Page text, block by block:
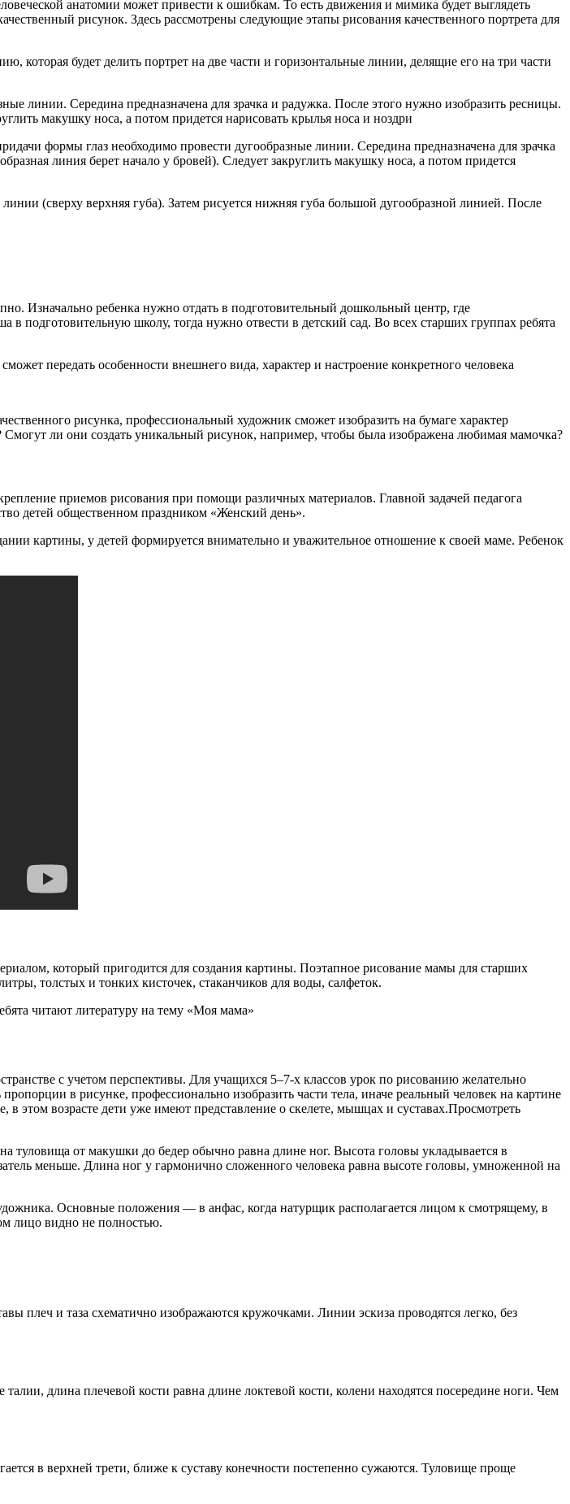
анатомии может привести к ошибкам. То есть движения и мимика будет выглядеть
рисунок. Здесь рассмотрены следующие этапы рисования качественного портрета для
будет делить портрет на две части и горизонтальные линии, делящие его на три части
линии. Середина предназначена для зрачка и радужка. После этого нужно изобразить ресницы.
макушку носа, а потом придется нарисовать крылья носа и ноздри
формы глаз необходимо провести дугообразные линии. Середина предназначена для зрачка
линия берет начало у бровей). Следует закруглить макушку носа, а потом придется
(сверху верхняя губа). Затем рисуется нижняя губа большой дугообразной линией. После
Изначально ребенка нужно отдать в подготовительный дошкольный центр, где
подготовительную школу, тогда нужно отвести в детский сад. Во всех старших группах ребята
передать особенности внешнего вида, характер и настроение конкретного человека
рисунка, профессиональный художник сможет изобразить на бумаге характер
Смогут ли они создать уникальный рисунок, например, чтобы была изображена любимая мамочка?
приемов рисования при помощи различных материалов. Главной задачей педагога
детей общественном праздником «Женский день».
картины, у детей формируется внимательно и уважительное отношение к своей маме. Ребенок
который пригодится для создания картины. Поэтапное рисование мамы для старших
толстых и тонких кисточек, стаканчиков для воды, салфеток.
читают литературу на тему «Моя мама»
с учетом перспективы. Для учащихся 5–7-х классов урок по рисованию желательно
в рисунке, профессионально изобразить части тела, иначе реальный человек на картине
этом возрасте дети уже имеют представление о скелете, мышцах и суставах.Просмотреть
от макушки до бедер обычно равна длине ног. Высота головы укладывается в
меньше. Длина ног у гармонично сложенного человека равна высоте головы, умноженной на
Основные положения — в анфас, когда натурщик располагается лицом к смотрящему, в
лицо видно не полностью.
и таза схематично изображаются кружочками. Линии эскиза проводятся легко, без
длина плечевой кости равна длине локтевой кости, колени находятся посередине ноги. Чем
в верхней трети, ближе к суставу конечности постепенно сужаются. Туловище проще